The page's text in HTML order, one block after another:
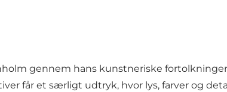
gennem hans kunstneriske
får et særligt udtryk, hvor lys, farver og